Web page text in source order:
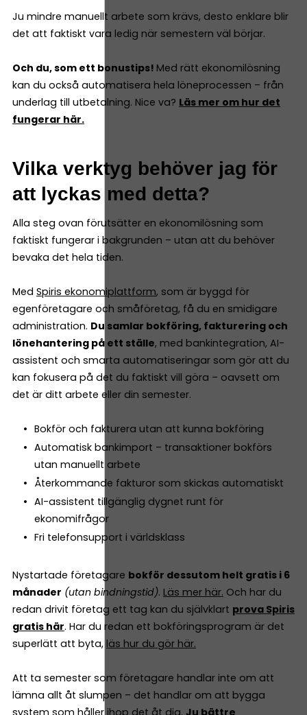
Ju mindre manuellt arbete som krävs, desto enklare blir
det att faktiskt vara ledig när semestern väl börjar.
Och du, som ett bonustips! Med rätt ekonomilösning
kan du också automatisera hela löneprocessen – från
underlag till utbetalning. Nice va? Läs mer om hur det
fungerar här.
Vilka verktyg behöver jag för
att lyckas med detta?
Alla steg ovan förutsätter en ekonomilösning som
faktiskt fungerar i bakgrunden – utan att du behöver
bevaka det hela tiden.
Med Spiris ekonomiplattform, som är byggd för
egenföretagare och småföretag, få du en smidigare
administration. Du samlar bokföring, fakturering och
lönehantering på ett ställe, med bankintegration, AI-
assistent och smarta automatiseringar som gör att du
kan fokusera på det du faktiskt vill göra – oavsett om
det är ditt arbete eller din semester.
Bokför och fakturera utan att kunna bokföring
Automatisk bankimport – transaktioner bokförs
utan manuellt arbete
Återkommande fakturor som skickas automatiskt
AI-assistent tillgänglig dygnet runt för
ekonomifrågor
Fri telefonsupport i världsklass
Nystartade företagare bokför dessutom helt gratis i 6
månader (utan bindningstid). Läs mer här. Och har du
redan drivit företag ett tag kan du självklart prova Spiris
gratis här. Har du redan ett bokföringsprogram är det
superlätt att byta, läs hur du gör här.
Att ta semester som företagare handlar inte om att
lämna allt åt slumpen – det handlar om att bygga